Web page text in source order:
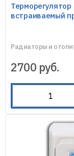
Терморегулятор
встраиваемый
Радиаторы и
2700 руб.